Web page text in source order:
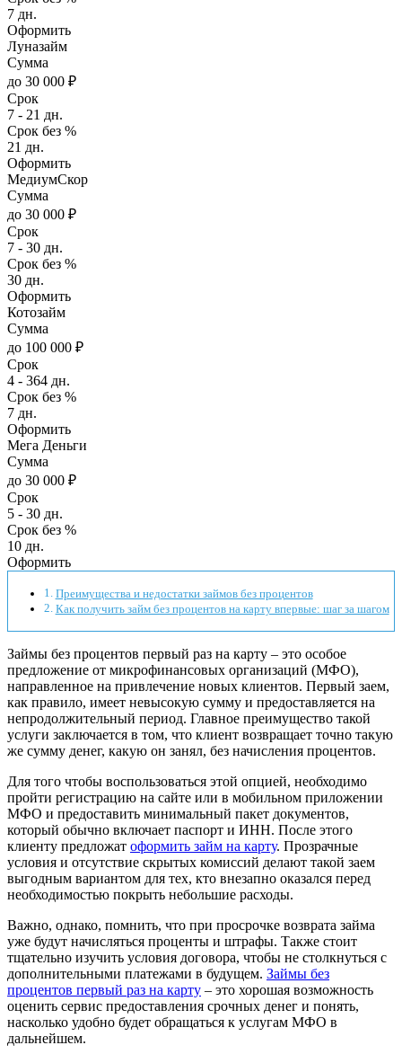
7 дн.
Оформить
Луназайм
Сумма
до 30 000 ₽
Срок
7 - 21 дн.
Срок без %
21 дн.
Оформить
МедиумСкор
Сумма
до 30 000 ₽
Срок
7 - 30 дн.
Срок без %
30 дн.
Оформить
Котозайм
Сумма
до 100 000 ₽
Срок
4 - 364 дн.
Срок без %
7 дн.
Оформить
Мега Деньги
Сумма
до 30 000 ₽
Срок
5 - 30 дн.
Срок без %
10 дн.
Оформить
Преимущества и недостатки займов без процентов
Как получить займ без процентов на карту впервые: шаг за шагом
Займы без процентов первый раз на карту – это особое
предложение от микрофинансовых организаций (МФО),
направленное на привлечение новых клиентов. Первый заем,
как правило, имеет невысокую сумму и предоставляется на
непродолжительный период. Главное преимущество такой
услуги заключается в том, что клиент возвращает точно такую
же сумму денег, какую он занял, без начисления процентов.
Для того чтобы воспользоваться этой опцией, необходимо
пройти регистрацию на сайте или в мобильном приложении
МФО и предоставить минимальный пакет документов,
который обычно включает паспорт и ИНН. После этого
клиенту предложат оформить займ на карту. Прозрачные
условия и отсутствие скрытых комиссий делают такой заем
выгодным вариантом для тех, кто внезапно оказался перед
необходимостью покрыть небольшие расходы.
Важно, однако, помнить, что при просрочке возврата займа
уже будут начисляться проценты и штрафы. Также стоит
тщательно изучить условия договора, чтобы не столкнуться с
дополнительными платежами в будущем. Займы без
процентов первый раз на карту – это хорошая возможность
оценить сервис предоставления срочных денег и понять,
насколько удобно будет обращаться к услугам МФО в
дальнейшем.